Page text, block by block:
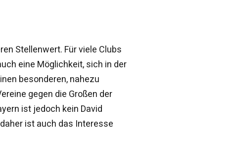
Stellenwert. Für viele Clubs
eine Möglichkeit, sich in der
besonderen, nahezu
gegen die Großen der
ist jedoch kein David
ist auch das Interesse